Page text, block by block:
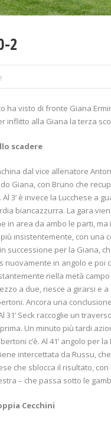
2
ha visto di fronte Giana
inflitto alla Giana la terza
scadere
dal vice allenatore
Giana, con Bruno che
3’ è invece la Lucchese a
biancazzurra. La gara
in area da ambo le parti,
insistentemente, con una
successione per la Giana,
nuovamente in angolo e
nella metà
a due, riesce a girarsi e
Ancora una
31’ Seck raccoglie un
Un minuto più tardi
c’è. Al 41’ angolo per
intercettata da Russu,
che sblocca il risultato,
– che passa sotto le
Cecchini